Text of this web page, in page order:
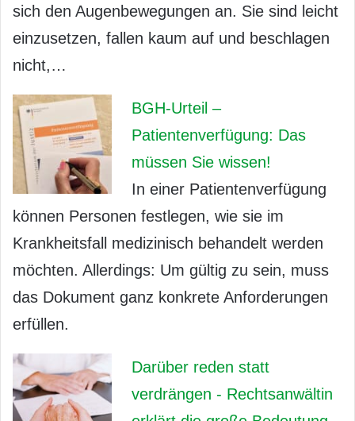
sich den Augenbewegungen an. Sie sind leicht
einzusetzen, fallen kaum auf und beschlagen
nicht,…
BGH-Urteil –
Patientenverfügung: Das
müssen Sie wissen!
In einer Patientenverfügung
können Personen festlegen, wie sie im
Krankheitsfall medizinisch behandelt werden
möchten. Allerdings: Um gültig zu sein, muss
das Dokument ganz konkrete Anforderungen
erfüllen.
Darüber reden statt
verdrängen - Rechtsanwältin